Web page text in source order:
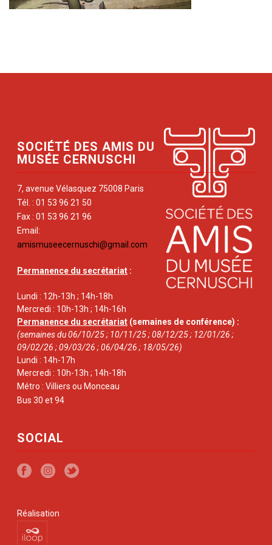
SOCIÉTÉ DES AMIS DU
MUSÉE CERNUSCHI
7, avenue Vélasquez 75008 Paris
Tél. : 01 53 96 21 50
Fax : 01 53 96 21 96
Email:
amismuseecernuschi@gmail.com
Permanence du secrétariat :
Lundi : 12h-13h ; 14h-18h
Mercredi : 10h-13h ; 14h-16h
Permanence du secrétariat (semaines de conférence) :
(semaines du 06/10/25 ; 10/11/25 ; 08/12/25 ; 12/01/26 ;
09/02/26 ; 09/03/26 ; 06/04/26 ; 18/05/26)
Lundi : 14h-17h
Mercredi : 10h-13h ; 14h-18h
Métro : Villiers ou Monceau
Bus 30 et 94
SOCIAL
Réalisation